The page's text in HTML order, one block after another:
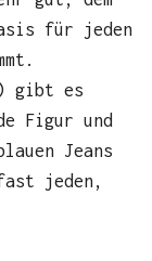
für jeden
gibt es
Figur und
Jeans
jeden,